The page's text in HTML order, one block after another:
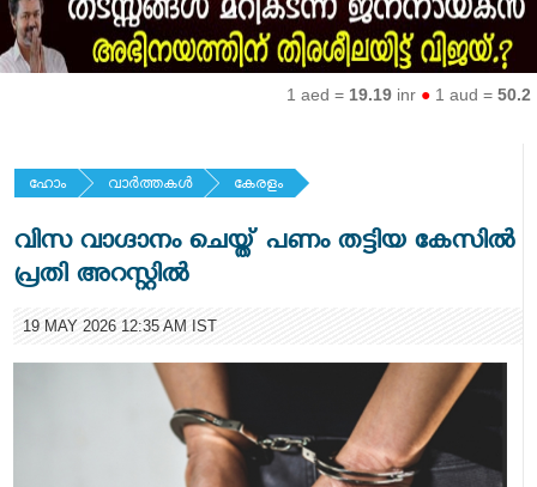
1 aed = 19.19inr●1 aud = 50.27
ഹോം വാര്‍ത്തകള്‍ കേരളം
വിസ വാഗ്ദാനം ചെയ്ത് പണം തട്ടിയ കേസില്‍
പ്രതി അറസ്റ്റില്‍
19 MAY 2026 12:35 AM IST